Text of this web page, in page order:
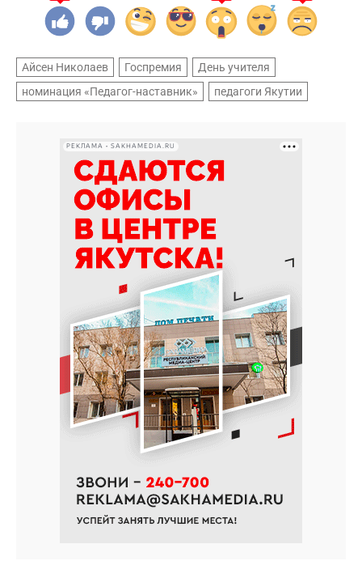
Айсен Николаев Госпремия
День учителя
номинация «Педагог-наставник»
педагоги Якутии
РЕКЛАМА • SAKHAMEDIA.RU